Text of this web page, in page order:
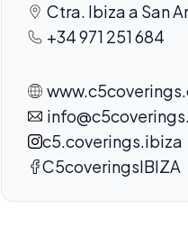
Ctra. Ibiza a San
+34 971 251 684
c5.coverings.ibiza
C5coveringsIBIZA